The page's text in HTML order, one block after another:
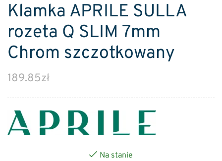
Klamka APRILE SULLA
rozeta Q SLIM 7mm
Chrom szczotkowany
189.85zł
Na stanie